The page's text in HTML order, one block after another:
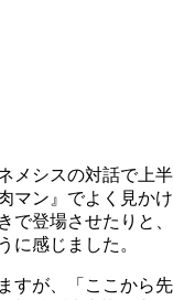
メシスの対話で上半
マン』でよく見かけ
で登場させたりと、
に感じました。
すが、「ここから先